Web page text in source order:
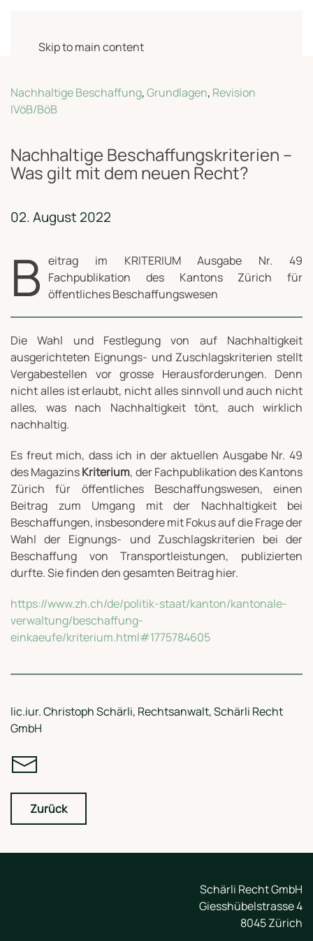
Skip to main content
Nachhaltige Beschaffung,Grundlagen, Revision
IVöB/BöB
Nachhaltige Beschaffungskriterien –
Was gilt mit dem neuen Recht?
02. August 2022
B eitrag im KRITERIUM Ausgabe Nr. 49
Fachpublikation des Kantons Zürich für
öffentliches Beschaffungswesen
Die Wahl und Festlegung von auf Nachhaltigkeit
ausgerichteten Eignungs- und Zuschlagskriterien stellt
Vergabestellen vor grosse Herausforderungen. Denn
nicht alles ist erlaubt, nicht alles sinnvoll und auch nicht
alles, was nach Nachhaltigkeit tönt, auch wirklich
nachhaltig.
Es freut mich, dass ich in der aktuellen Ausgabe Nr. 49
des MagazinsKriterium, der Fachpublikation des Kantons
Zürich für öffentliches Beschaffungswesen, einen
Beitrag zum Umgang mit der Nachhaltigkeit bei
Beschaffungen, insbesondere mit Fokus auf die Frage der
Wahl der Eignungs- und Zuschlagskriterien bei der
Beschaffung von Transportleistungen, publizierten
durfte. Sie finden den gesamten Beitrag hier.
https://www.zh.ch/de/politik-staat/kanton/kantonale-
verwaltung/beschaffung-
einkaeufe/kriterium.html#1775784605
lic.iur. Christoph Schärli, Rechtsanwalt, Schärli Recht
GmbH
Zurück
Schärli Recht GmbH
Giesshübelstrasse 4
8045 Zürich